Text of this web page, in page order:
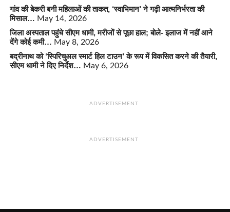
गांव की बेकरी बनी महिलाओं की ताकत, ‘स्वाभिमान’ ने गढ़ी आत्मनिर्भरता की
मिसाल… May 14, 2026
जिला अस्पताल पहुंचे सीएम धामी, मरीजों से पूछा हाल; बोले- इलाज में नहीं आने
देंगे कोई कमी… May 8, 2026
बद्रीनाथ को ‘स्पिरिचुअल स्मार्ट हिल टाउन’ के रूप में विकसित करने की तैयारी,
सीएम धामी ने दिए निर्देश… May 6, 2026
ADVERTISEMENT
ADVERTISEMENT